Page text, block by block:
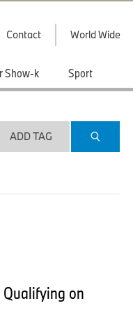
Contact World Wide
Show-k Sport
ADD TAG
on